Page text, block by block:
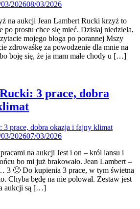
202608/03/2026
na aukcji Jean Lambert Rucki krzyż to
po prostu chce się mieć. Dzisiaj niedziela,
mojego bloga po porannej Mszy
zdrowaśkę za powodzenie dla mnie na
boję się, że ja mam małe chody u […]
3 prace, dobra
202607/03/2026
na aukcji Jest i on – król lansu i
bo mi już brakowało. Jean Lambert –
3 🙂 Do kupienia 3 prace, w tym świetna
Chyba będę na nie polował. Zestaw jest
aukcji są […]